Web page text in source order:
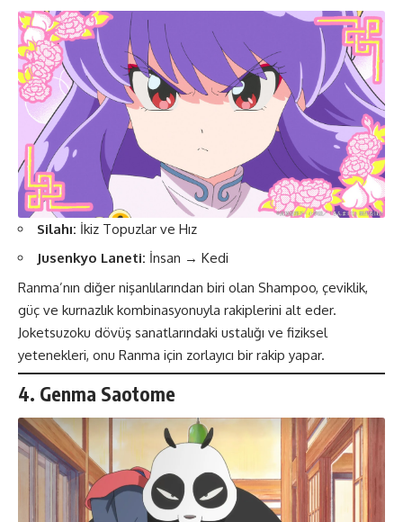
Silahı: İkiz Topuzlar ve Hız
Jusenkyo Laneti: İnsan → Kedi
Ranma’nın diğer nişanlılarından biri olan Shampoo, çeviklik,
güç ve kurnazlık kombinasyonuyla rakiplerini alt eder.
Joketsuzoku dövüş sanatlarındaki ustalığı ve fiziksel
yetenekleri, onu Ranma için zorlayıcı bir rakip yapar​​.
4. Genma Saotome